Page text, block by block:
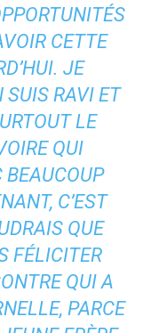
CETTE
JE
SUIS RAVI ET
LE
QUI
C’EST
QUE
FÉLICITER
QUI A
PARCE